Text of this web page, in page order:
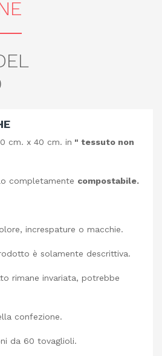
cm. x 40 cm. in " tessuto non
completamente compostabile.
increspature o macchie.
è solamente descrittiva.
rimane invariata, potrebbe
confezione.
da 60 tovaglioli.